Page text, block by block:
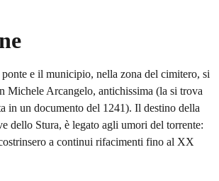
e il municipio, nella zona del cimitero, si
Michele Arcangelo, antichissima (la si trova
in un documento del 1241). Il destino della
dello Stura, è legato agli umori del torrente:
a continui rifacimenti fino al XX